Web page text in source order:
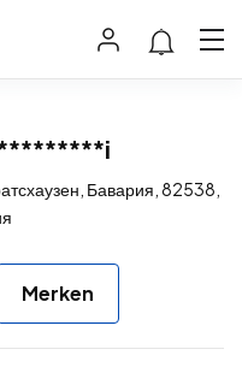
Бавария, 82538,
Merken